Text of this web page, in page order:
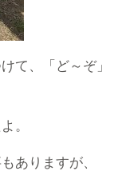
て、「ど～ぞ」
。
ありますが、